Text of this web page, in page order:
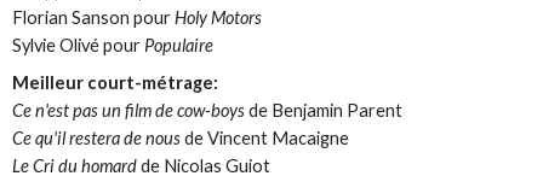
Florian Sanson pourHoly Motors
Sylvie Olivé pour Populaire
Meilleur court-métrage:
Ce n'est pas un film de cow-boysde Benjamin Parent
Ce qu'il restera de nousde Vincent Macaigne
Le Cri du homardde Nicolas Guiot